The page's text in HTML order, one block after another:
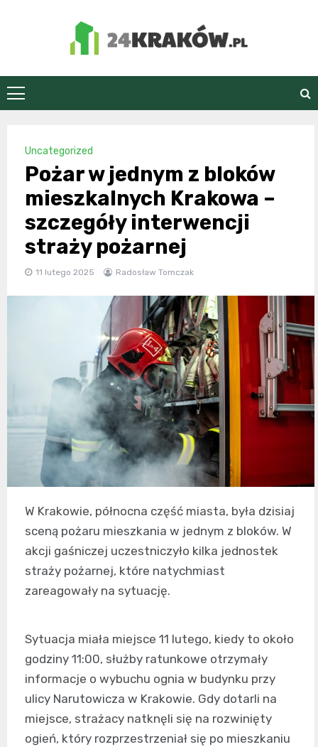
24Kraków.pl
Uncategorized
Pożar w jednym z bloków
mieszkalnych Krakowa –
szczegóły interwencji
straży pożarnej
11 lutego 2025 Radosław Tomczak
W Krakowie, północna część miasta, była dzisiaj
sceną pożaru mieszkania w jednym z bloków. W
akcji gaśniczej uczestniczyło kilka jednostek
straży pożarnej, które natychmiast
zareagowały na sytuację.
Sytuacja miała miejsce 11 lutego, kiedy to około
godziny 11:00, służby ratunkowe otrzymały
informacje o wybuchu ognia w budynku przy
ulicy Narutowicza w Krakowie. Gdy dotarli na
miejsce, strażacy natknęli się na rozwinięty
ogień, który rozprzestrzeniał się po mieszkaniu